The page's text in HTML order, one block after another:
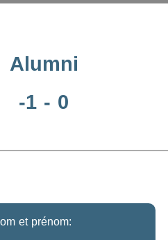
Alumni
-1 - 0
et prénom: